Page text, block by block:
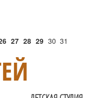
27 28 29 30 31